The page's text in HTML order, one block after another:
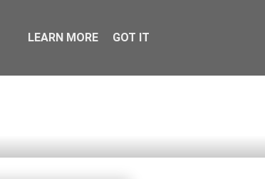
LEARN MORE GOT IT